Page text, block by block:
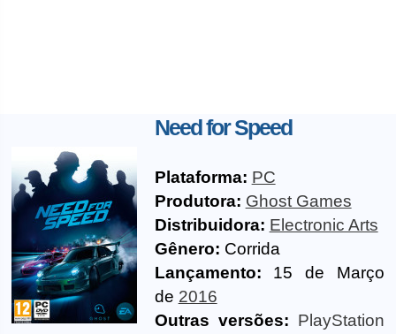
Need for Speed
Plataforma: PC
Produtora: Ghost Games
Distribuidora: Electronic Arts
Gênero: Corrida
Lançamento: 15 de Março
de 2016
Outras versões: PlayStation